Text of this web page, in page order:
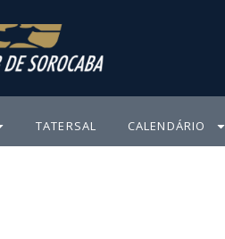
TATERSAL CALENDÁRIO